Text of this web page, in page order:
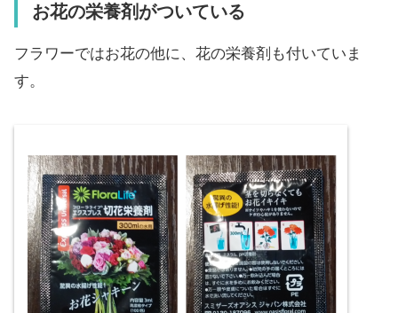
お花の栄養剤がついている
フラワーではお花の他に、花の栄養剤も付いていま
す。